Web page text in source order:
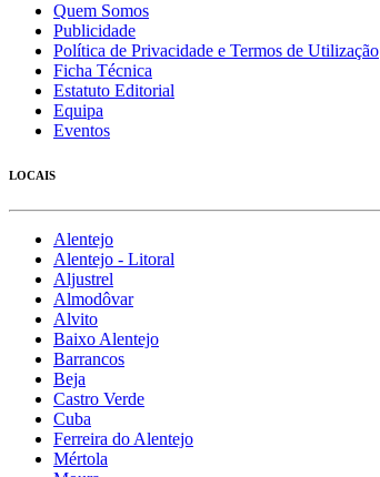
Quem Somos
Publicidade
Política de Privacidade e Termos de Utilização
Ficha Técnica
Estatuto Editorial
Equipa
Eventos
LOCAIS
Alentejo
Alentejo - Litoral
Aljustrel
Almodôvar
Alvito
Baixo Alentejo
Barrancos
Beja
Castro Verde
Cuba
Ferreira do Alentejo
Mértola